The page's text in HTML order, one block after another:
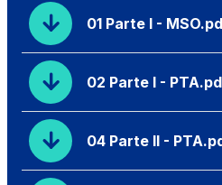
01 Parte I -
02 Parte I -
04 Parte II -